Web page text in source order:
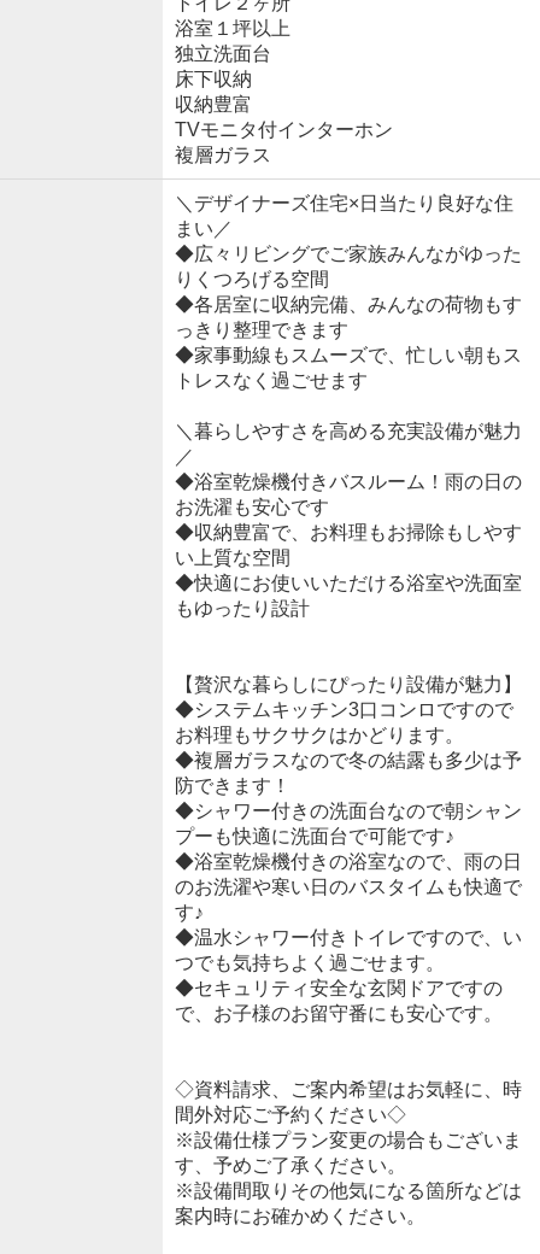
浴室１坪以上
独立洗面台
床下収納
収納豊富
TVモニタ付インターホン
複層ガラス
＼デザイナーズ住宅×日当たり良好な住
まい／
◆広々リビングでご家族みんながゆった
りくつろげる空間
◆各居室に収納完備、みんなの荷物もす
っきり整理できます
◆家事動線もスムーズで、忙しい朝もス
トレスなく過ごせます
＼暮らしやすさを高める充実設備が魅力
／
◆浴室乾燥機付きバスルーム！雨の日の
お洗濯も安心です
◆収納豊富で、お料理もお掃除もしやす
い上質な空間
◆快適にお使いいただける浴室や洗面室
もゆったり設計
【贅沢な暮らしにぴったり設備が魅力】
◆システムキッチン3口コンロですので
お料理もサクサクはかどります。
◆複層ガラスなので冬の結露も多少は予
防できます！
◆シャワー付きの洗面台なので朝シャン
プーも快適に洗面台で可能です♪
◆浴室乾燥機付きの浴室なので、雨の日
のお洗濯や寒い日のバスタイムも快適で
す♪
◆温水シャワー付きトイレですので、い
つでも気持ちよく過ごせます。
◆セキュリティ安全な玄関ドアですの
で、お子様のお留守番にも安心です。
◇資料請求、ご案内希望はお気軽に、時
間外対応ご予約ください◇
※設備仕様プラン変更の場合もございま
す、予めご了承ください。
※設備間取りその他気になる箇所などは
案内時にお確かめください。